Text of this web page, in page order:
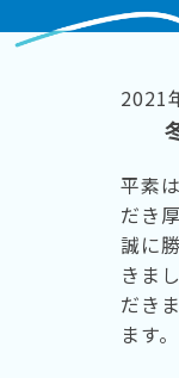
2021
平素
だき
誠に
きま
だき
ます。